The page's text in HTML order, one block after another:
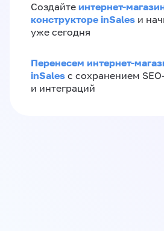
Создайте интернет-
конструкторе inSales и
уже сегодня
Перенесем интернет-
inSales с сохранением
и интеграций